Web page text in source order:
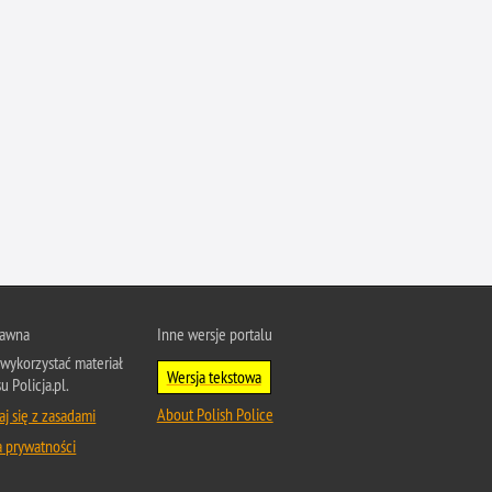
Współpraca międzynarodowa
materiał
Policja.pl.
się z zasadami
prywatności
Inne wersje portalu
Wersja tekstowa
About Polish Police